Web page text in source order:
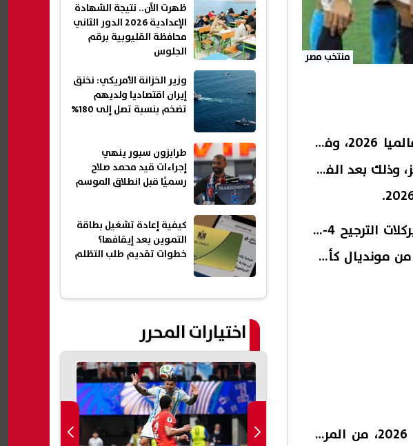
منتخب مصر
2026
، وفقا
القدم "فيفا"، حيث تقدم منتخب مصر 5 مراكز، وذلك بعد الفوز
وكان منتخب مصر تأهل إلى دور الـ16، بعد الفوز على أستراليا بركلات الترجيح 4-2،
1-1، وبعدها خرج من مونديال كأس
، من المركز
ظهرت الآن.. نتيجة الشهادة
الإعدادية 2026 الدور الثاني
محافظة القليوبية برقم
الجلوس
وزير الخزانة الأمريكي: نخنق
إيران اقتصاديا ولديهم
تضخم بنسبة تصل إلى 180%
طرابزون سبور ينهي
إجراءات قيد محمد صلاح
رسميًا قبل انطلاق الموسم
كيفية إعادة تشغيل بطاقة
التموين بعد إيقافها؟
خطوات تقديم طلب التظلم
اختيارات المحرر